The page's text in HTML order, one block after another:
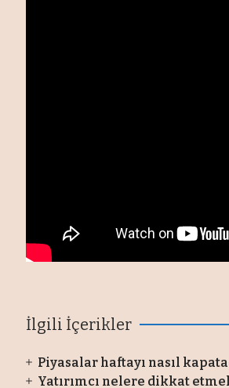
İlgili İçerikler
Piyasalar haftayı nasıl
Yatırımcı nelere dikkat